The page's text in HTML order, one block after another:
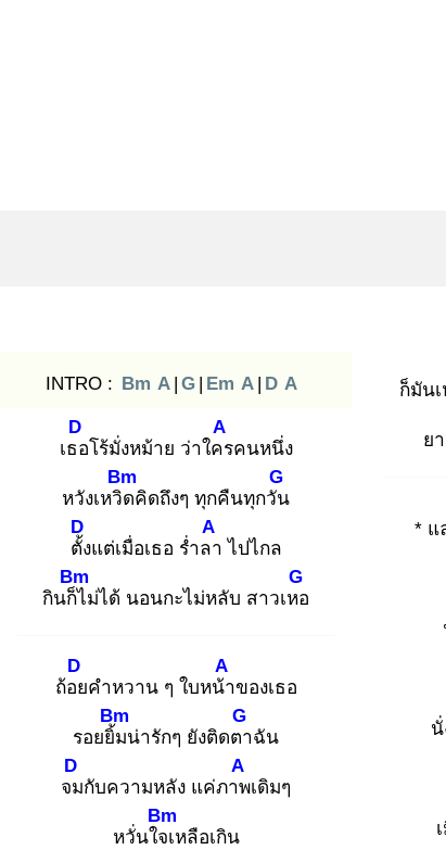
INTRO : Bm A | G | Em A | D A
เธอ
D
โร้มั่งหม้าย ว่าใคร
A
คนหนึ่ง
หวังเหวิด
Bm
คิดถึงๆ ทุกคืนทุกวัน
G
ตั้ง
D
แต่เมื่อเธอ ร่ำลา
A
ไปไกล
กินก็ไ
Bm
ม่ได้ นอนกะไม่หลับ สาวเหอ
G
ถ้อย
D
คำหวาน ๆ ใบหน้า
A
ของเธอ
รอยยิ้ม
Bm
น่ารักๆ ยังติดตา
G
ฉัน
จม
D
กับความหลัง แค่ภาพ
A
เดิมๆ
หวั่นใจเ
Bm
หลือเกิน
ก็มันเ
ย
* แ
นั่